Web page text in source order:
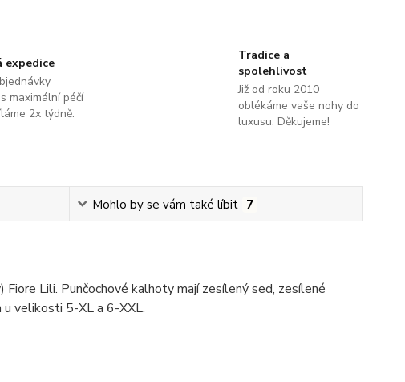
expedice
maximální péčí
2x týdně.
Tradice a
spolehlivost
Již od roku 2010
oblékáme vaše nohy do
luxusu. Děkujeme!
Mohlo by se vám také líbit 7
Lili. Punčochové kalhoty mají zesílený sed, zesílené
velikosti 5-XL a 6-XXL.